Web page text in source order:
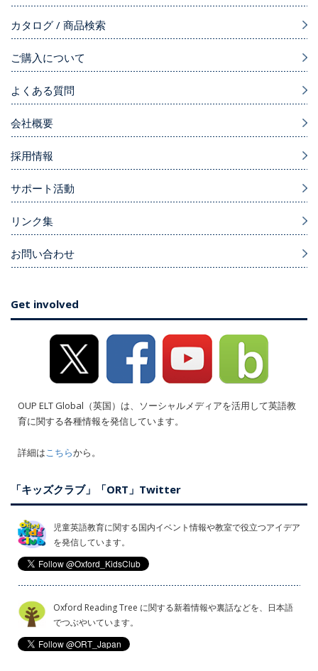
カタログ / 商品検索
ご購入について
よくある質問
会社概要
採用情報
サポート活動
リンク集
お問い合わせ
Get involved
OUP ELT Global（英国）は、ソーシャルメディアを活用して英語教
育に関する各種情報を発信しています。
詳細はこちらから。
「キッズクラブ」「ORT」Twitter
児童英語教育に関する国内イベント情報や教室で役立つアイデア
を発信しています。
Oxford Reading Tree に関する新着情報や裏話などを、日本語
でつぶやいています。